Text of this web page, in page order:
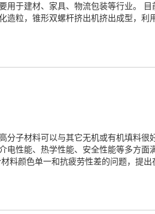
于建材、家具、物流包装等行业。
粒，锥形双螺杆挤出机挤出成型，
子材料可以与其它无机或有机填料
性能、热学性能、安全性能等多方面
颜色单一和抗疲劳性差的问题，提